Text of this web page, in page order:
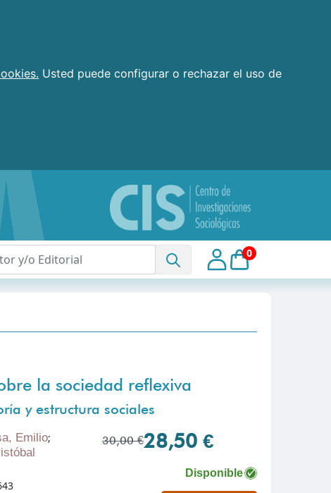
Usted puede configurar o rechazar el uso de
0
la sociedad reflexiva
y estructura sociales
Emilio;
30,00 €28,50 €
Disponible